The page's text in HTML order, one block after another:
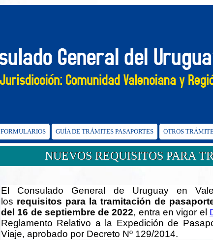
FORMULARIOS GUÍA DE TRÁMITES PASAPORTES OTROS
NUEVOS REQUISITOS PARA
El Consulado General de Uruguay en
los requisitos para la tramitación de
del 16 de septiembre de 2022, entra en vigor el
Reglamento Relativo a la Expedición de
Viaje, aprobado por Decreto Nº 129/2014.